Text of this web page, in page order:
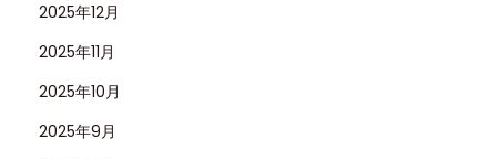
2025年12月
2025年11月
2025年10月
2025年9月